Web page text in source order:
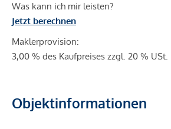
Was kann ich mir leisten?
Jetzt berechnen
Maklerprovision:
3,00 % des Kaufpreises zzgl. 20 % USt.
Objektinformationen